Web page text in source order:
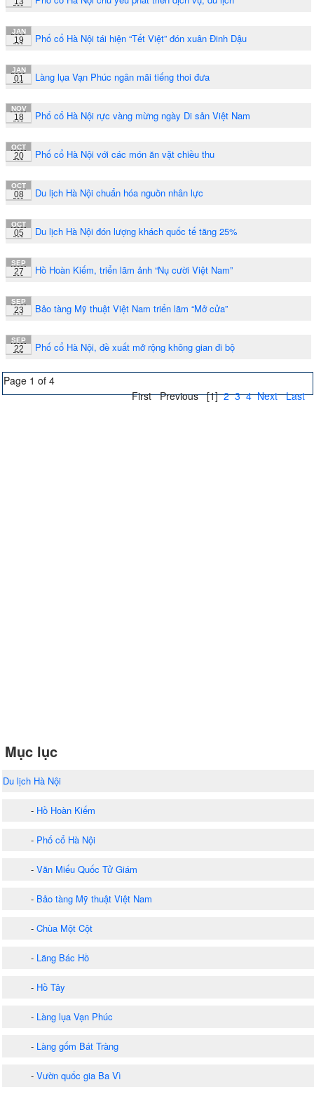
JAN
19 Phố cổ Hà Nội tái hiện “Tết Việt” đón xuân Đinh Dậu
JAN
01 Làng lụa Vạn Phúc ngân mãi tiếng thoi đưa
NOV
18 Phố cổ Hà Nội rực vàng mừng ngày Di sản Việt Nam
OCT
20 Phố cổ Hà Nội với các món ăn vặt chiều thu
OCT
08 Du lịch Hà Nội chuẩn hóa nguồn nhân lực
OCT
05 Du lịch Hà Nội đón lượng khách quốc tế tăng 25%
SEP
27 Hồ Hoàn Kiếm, triển lãm ảnh “Nụ cười Việt Nam”
SEP
23 Bảo tàng Mỹ thuật Việt Nam triển lãm “Mở cửa”
SEP
22 Phố cổ Hà Nội, đề xuất mở rộng không gian đi bộ
Page 1 of 4
First Previous [1] 2 3 4 Next Last
Mục lục
Du lịch Hà Nội
- Hồ Hoàn Kiếm
- Phố cổ Hà Nội
- Văn Miếu Quốc Tử Giám
- Bảo tàng Mỹ thuật Việt Nam
- Chùa Một Cột
- Lăng Bác Hồ
- Hồ Tây
- Làng lụa Vạn Phúc
- Làng gốm Bát Tràng
- Vườn quốc gia Ba Vì